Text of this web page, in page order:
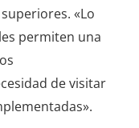
«Lo
permiten una
de visitar